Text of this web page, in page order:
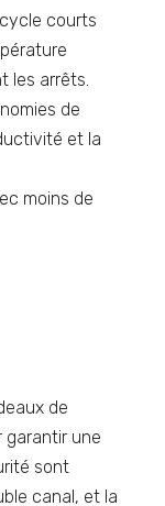
courts
les arrêts.
de
et la
moins de
de
une
sont
canal, et la